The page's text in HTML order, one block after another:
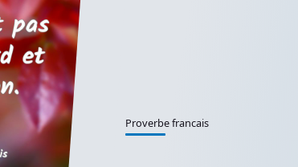
Proverbe francais